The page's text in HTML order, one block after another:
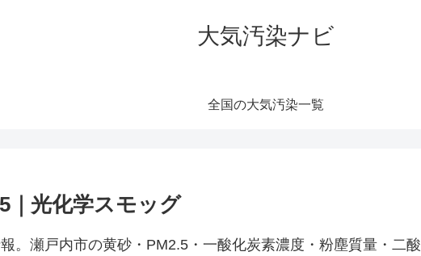
大気汚染ナビ
全国の大気汚染一覧
｜光化学スモッグ
。瀬戸内市の黄砂・PM2.5・一酸化炭素濃度・粉塵質量・二酸